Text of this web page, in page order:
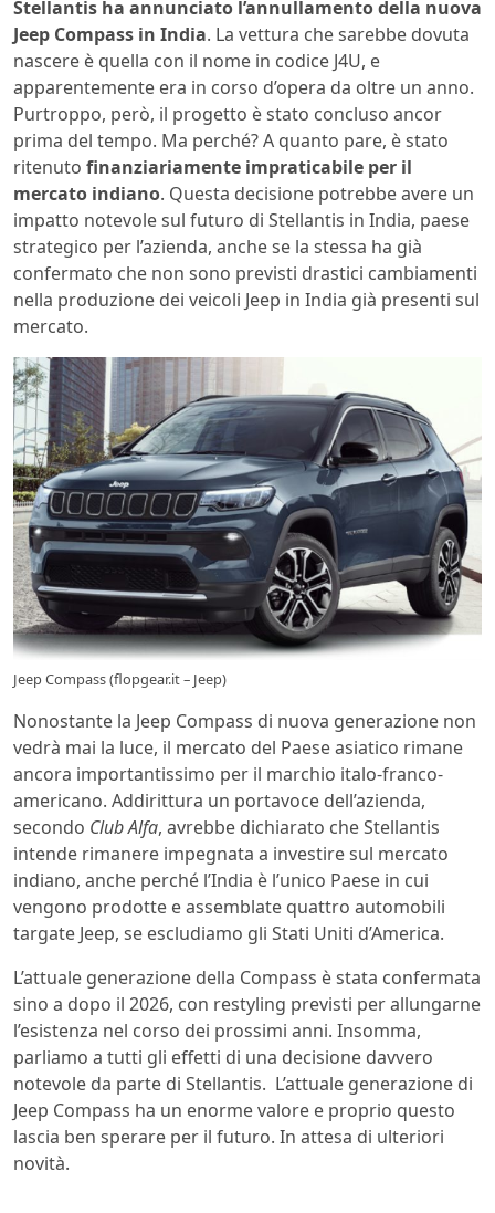
Stellantis ha annunciato l’annullamento della nuova
Jeep Compass in India. La vettura che sarebbe dovuta
nascere è quella con il nome in codice J4U, e
apparentemente era in corso d’opera da oltre un anno.
Purtroppo, però, il progetto è stato concluso ancor
prima del tempo. Ma perché? A quanto pare, è stato
ritenuto finanziariamente impraticabile per il
mercato indiano. Questa decisione potrebbe avere un
impatto notevole sul futuro di Stellantis in India, paese
strategico per l’azienda, anche se la stessa ha già
confermato che non sono previsti drastici cambiamenti
nella produzione dei veicoli Jeep in India già presenti sul
mercato.
Jeep Compass (flopgear.it – Jeep)
Nonostante la Jeep Compass di nuova generazione non
vedrà mai la luce, il mercato del Paese asiatico rimane
ancora importantissimo per il marchio italo-franco-
americano. Addirittura un portavoce dell’azienda,
secondo Club Alfa, avrebbe dichiarato che Stellantis
intende rimanere impegnata a investire sul mercato
indiano, anche perché l’India è l’unico Paese in cui
vengono prodotte e assemblate quattro automobili
targate Jeep, se escludiamo gli Stati Uniti d’America.
L’attuale generazione della Compass è stata confermata
sino a dopo il 2026, con restyling previsti per allungarne
l’esistenza nel corso dei prossimi anni. Insomma,
parliamo a tutti gli effetti di una decisione davvero
notevole da parte di Stellantis. L’attuale generazione di
Jeep Compass ha un enorme valore e proprio questo
lascia ben sperare per il futuro. In attesa di ulteriori
novità.